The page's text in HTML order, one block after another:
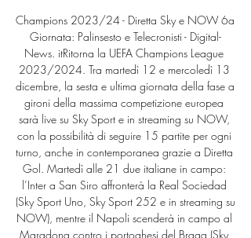
Champions 2023/24 - Diretta Sky e NOW 6a
Giornata: Palinsesto e Telecronisti - Digital-
News. itRitorna la UEFA Champions League
2023/2024. Tra martedì 12 e mercoledì 13
dicembre, la sesta e ultima giornata della fase a
gironi della massima competizione europea
sarà live su Sky Sport e in streaming su NOW,
con la possibilità di seguire 15 partite per ogni
turno, anche in contemporanea grazie a Diretta
Gol. Martedì alle 21 due italiane in campo:
l’Inter a San Siro affronterà la Real Sociedad
(Sky Sport Uno, Sky Sport 252 e in streaming su
NOW), mentre il Napoli scenderà in campo al
Maradona contro i portoghesi del Braga (Sky